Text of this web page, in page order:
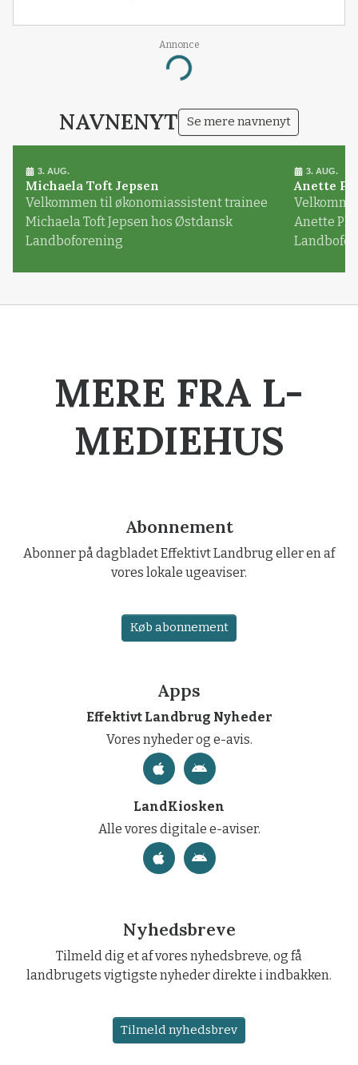
Annonce
Loading...
NAVNENYT Se mere navnenyt
3. AUG.
Michaela Toft Jepsen
Velkommen til økonomiassistent trainee
Michaela Toft Jepsen hos Østdansk
Landboforening
3. AUG.
Anette
Anette
MERE FRA L-
MEDIEHUS
Abonnement
Abonner på dagbladet Effektivt Landbrug eller en af
vores lokale ugeaviser.
Køb abonnement
Apps
Effektivt Landbrug Nyheder
Vores nyheder og e-avis.
LandKiosken
Alle vores digitale e-aviser.
Nyhedsbreve
Tilmeld dig et af vores nyhedsbreve, og få
landbrugets vigtigste nyheder direkte i indbakken.
Tilmeld nyhedsbrev